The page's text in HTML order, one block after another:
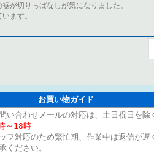
が切りっぱなしが気になりました。
ます。
お買い物ガイド
い合わせメールの対応は、土日祝日を除
～18時
フ対応のため繁忙期、作業中は返信が遅
ください。